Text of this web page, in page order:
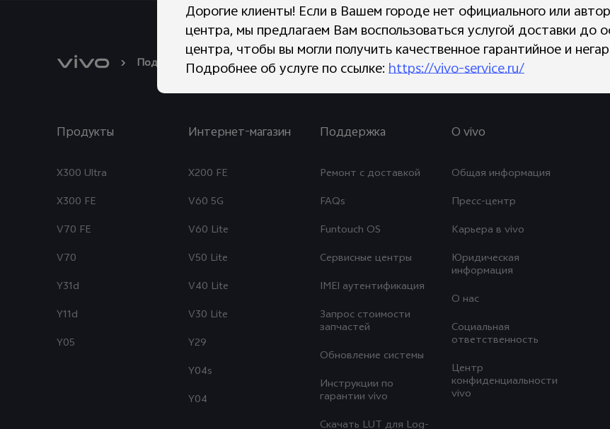
Поддержка Обновление системы Y20
Продукты
X300 Ultra
X300 FE
V70 FE
V70
Y31d
Y11d
Y05
Интернет-магазин
X200 FE
V60 5G
V60 Lite
V50 Lite
V40 Lite
V30 Lite
Y29
Y04s
Y04
Поддержка
Ремонт с доставкой
FAQs
Funtouch OS
Сервисные центры
IMEI аутентификация
Запрос стоимости
запчастей
Обновление системы
Инструкции по
гарантии vivo
O vivo
Общая информация
Пресс-центр
Карьера в vivo
Юридическая
информация
О нас
Социальная
ответственность
Центр
конфиденциальности
vivo
Дорогие клиенты! Если в Вашем городе нет официального или
центра, мы предлагаем Вам воспользоваться услугой доставки до
центра, чтобы вы могли получить качественное гарантийное и
Подробнее об услуге по ссылке:https://vivo-service.ru/